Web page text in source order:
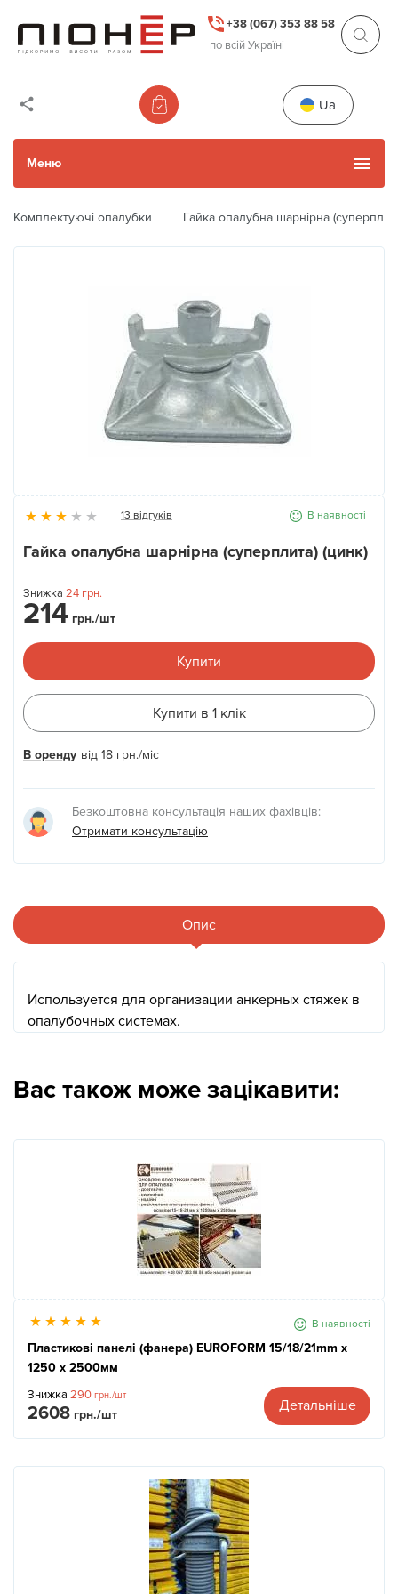
+38 (067) 353 88 58
по всій Україні
Ua
Меню
Каталог товарів
Прокат
Акції
Новини
Прокат та послуги
Комплектуючі опалубки Гайка опалубна шарнірна
13 відгуків В наявності
Гайка опалубна шарнірна (суперплита) (цинк)
Знижка 24 грн.
214 грн./шт
Купити
Купити в 1 клік
В оренду від 18 грн./міс
Безкоштовна консультація наших фахівців:
Отримати консультацію
Вас також може зацікавити:
В наявності
Пластикові панелі (фанера) EUROFORM 15/18/21mm x
1250 x 2500мм
Знижка 290 грн./шт
2608 грн./шт
Детальніше
Опис
Используется для организации анкерных стяжек в
опалубочных системах.